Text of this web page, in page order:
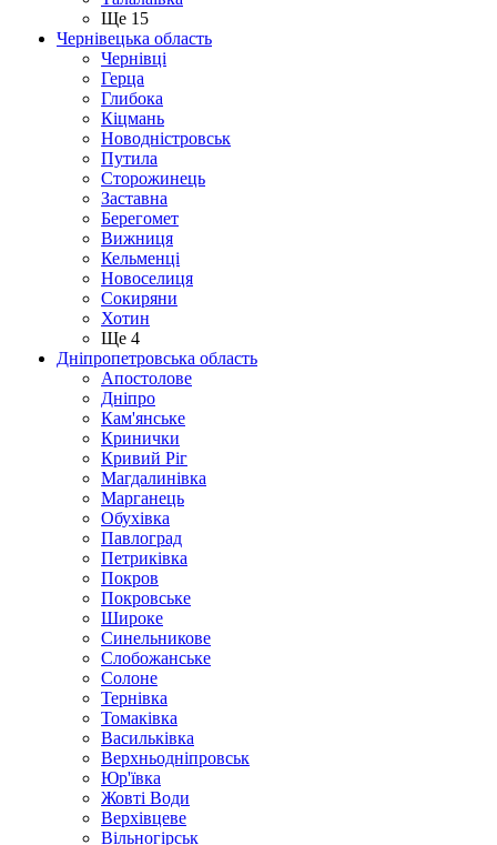
Ще 15
Чернівецька область
Чернівці
Герца
Глибока
Кіцмань
Новодністровськ
Путила
Сторожинець
Заставна
Берегомет
Вижниця
Кельменці
Новоселиця
Сокиряни
Хотин
Ще 4
Дніпропетровська область
Апостолове
Дніпро
Кам'янське
Кринички
Кривий Ріг
Магдалинівка
Марганець
Обухівка
Павлоград
Петриківка
Покров
Покровське
Широке
Синельникове
Слобожанське
Солоне
Тернівка
Томаківка
Васильківка
Верхньодніпровськ
Юр'ївка
Жовті Води
Верхівцеве
Вільногірськ